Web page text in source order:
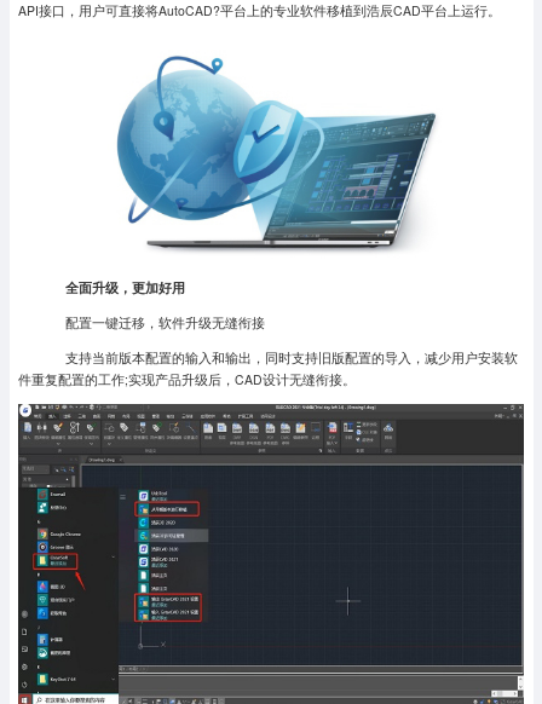
API接口，用户可直接将AutoCAD?平台上的专业软件移植到浩辰CAD平台上运行。
全面升级，更加好用
配置一键迁移，软件升级无缝衔接
支持当前版本配置的输入和输出，同时支持旧版配置的导入，减少用户安装软
件重复配置的工作;实现产品升级后，CAD设计无缝衔接。